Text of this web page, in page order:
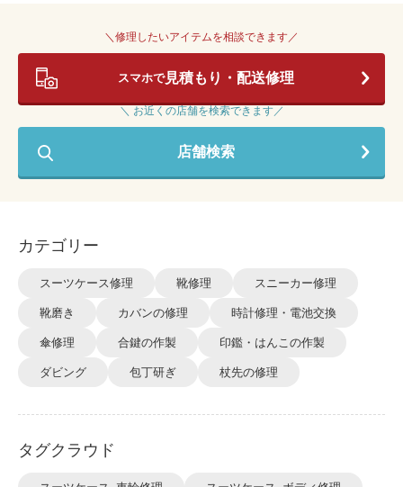
＼修理したいアイテムを相談できます／
スマホで見積もり・配送修理
＼ お近くの店舗を検索できます／
店舗検索
カテゴリー
スーツケース修理 靴修理 スニーカー修理
靴磨き カバンの修理 時計修理・電池交換
傘修理 合鍵の作製 印鑑・はんこの作製
ダビング 包丁研ぎ 杖先の修理
タグクラウド